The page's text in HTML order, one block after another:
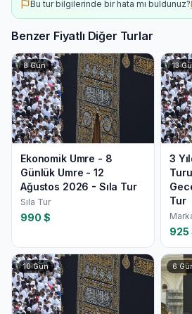
Bu tur bilgilerinde bir hata mı buldunuz?
Benzer Fiyatlı Diğer Turlar
8Gün
Ekonomik Umre - 8
Günlük Umre - 12
Ağustos 2026 - Sıla Tur
Sıla Tur
990 $
13
3
Tur
925
10Gün 6